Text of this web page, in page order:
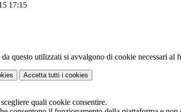
17:15
questo utilizzati si avvalgono di cookie necessari
Accetta tutti i cookies
quali cookie consentire.